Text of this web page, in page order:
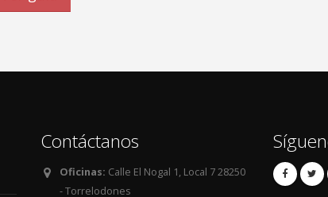
Contáctanos
Oficinas: Calle El Nogal 1, Local 7 28250
- Torrelodones